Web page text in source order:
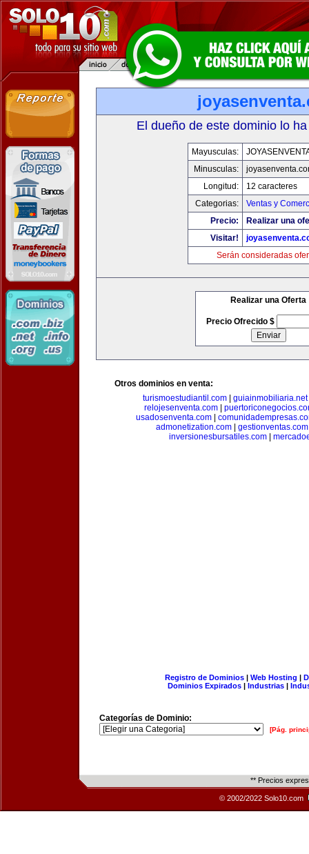
El dueño de este dominio lo
Mayusculas:
Minusculas:
Longitud:
12 caracteres
Categorias:
Ventas y
Precio:
Realizar una
Visitar!
Serán consideradas
Realizar una Oferta
Precio Ofrecido $
Otros dominios en venta:
turismoestudiantil.com| guiainmobiliaria.net
relojesenventa.com|
usadosenventa.com|
admonetization.com| gestionventas.com
inversionesbursatiles.com|
Registro de Dominios| Web Hosting |
Dominios Expirados | Industrias |
Categorías de Dominio:
[Pág.
** Precios
© 2002/2022 Solo10.com